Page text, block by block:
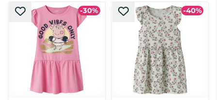
116, 122, 128, 134, 140, 146 92, 98
-30% -40%